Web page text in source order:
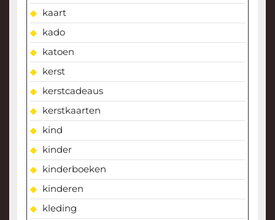
kaart
kado
katoen
kerst
kerstcadeaus
kerstkaarten
kind
kinder
kinderboeken
kinderen
kleding